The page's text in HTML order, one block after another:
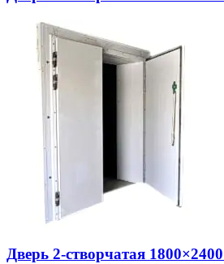
Дверь 2-створчатая